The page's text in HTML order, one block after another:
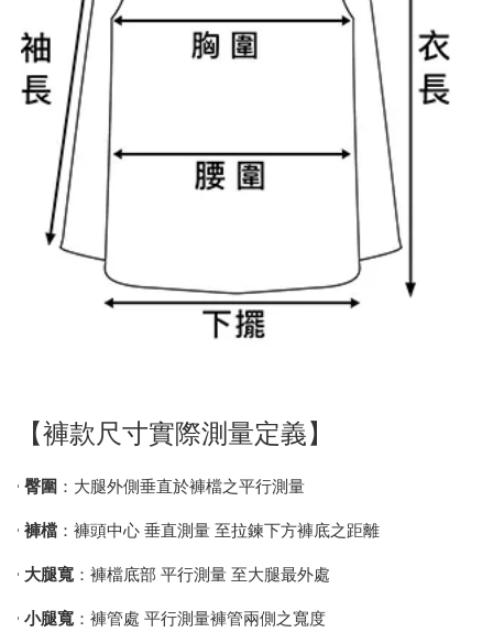
【褲款尺寸實際測量定義】
• 臀圍 ：大腿外側垂直於褲檔之平行測量
• 褲檔 ：褲頭中心 垂直測量 至拉鍊下方褲底之距離
• 大腿寬 ：褲檔底部 平行測量 至大腿最外處
• 小腿寬 ：褲管處 平行測量褲管兩側之寬度